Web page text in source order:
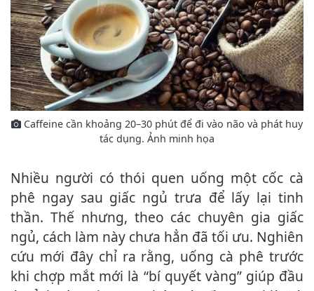
Caffeine cần khoảng 20–30 phút để đi vào não và phát huy
tác dụng. Ảnh minh họa
Nhiều người có thói quen uống một cốc cà
phê ngay sau giấc ngủ trưa để lấy lại tinh
thần. Thế nhưng, theo các chuyên gia giấc
ngủ, cách làm này chưa hẳn đã tối ưu. Nghiên
cứu mới đây chỉ ra rằng, uống cà phê trước
khi chợp mắt mới là “bí quyết vàng” giúp đầu